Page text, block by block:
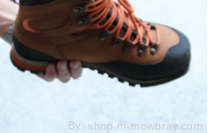
By: shop.m-mowbray.com